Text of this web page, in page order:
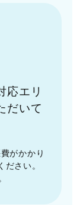
応エリ
だいて
がかかり
さい。